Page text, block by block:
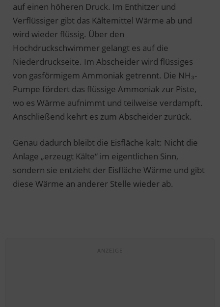
auf einen höheren Druck. Im Enthitzer und
Verflüssiger gibt das Kältemittel Wärme ab und
wird wieder flüssig. Über den
Hochdruckschwimmer gelangt es auf die
Niederdruckseite. Im Abscheider wird flüssiges
von gasförmigem Ammoniak getrennt. Die NH₃-
Pumpe fördert das flüssige Ammoniak zur Piste,
wo es Wärme aufnimmt und teilweise verdampft.
Anschließend kehrt es zum Abscheider zurück.
Genau dadurch bleibt die Eisfläche kalt: Nicht die
Anlage „erzeugt Kälte“ im eigentlichen Sinn,
sondern sie entzieht der Eisfläche Wärme und gibt
diese Wärme an anderer Stelle wieder ab.
ANZEIGE